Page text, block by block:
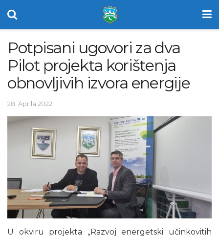
Potpisani ugovori za dva
Pilot projekta korištenja
obnovljivih izvora energije
28. Aprila 2022.
U okviru projekta „Razvoj energetski učinkovitih